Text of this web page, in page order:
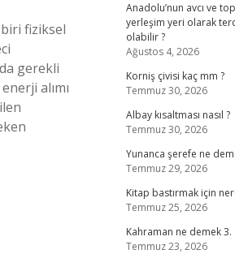
fiziksel
gerekli
alımı
Anadolu’nun avcı ve
yerleşim yeri olarak
olabilir ?
Ağustos 4, 2026
Korniş çivisi kaç mm ?
Temmuz 30, 2026
Albay kısaltması nasıl ?
Temmuz 30, 2026
Yunanca şerefe ne
Temmuz 29, 2026
Kitap bastırmak için
Temmuz 25, 2026
Kahraman ne demek 3.
Temmuz 23, 2026